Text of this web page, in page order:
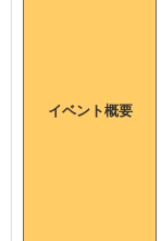
イベント概要